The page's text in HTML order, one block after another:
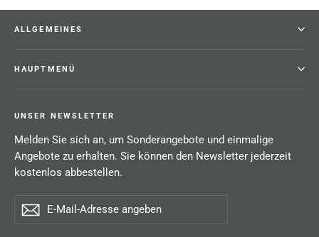
ALLGEMEINES
HAUPTMENÜ
UNSER NEWSLETTER
Melden Sie sich an, um Sonderangebote und einmalige
Angebote zu erhalten. Sie können den Newsletter jederzeit
kostenlos abbestellen.
Mail-
Abonnieren